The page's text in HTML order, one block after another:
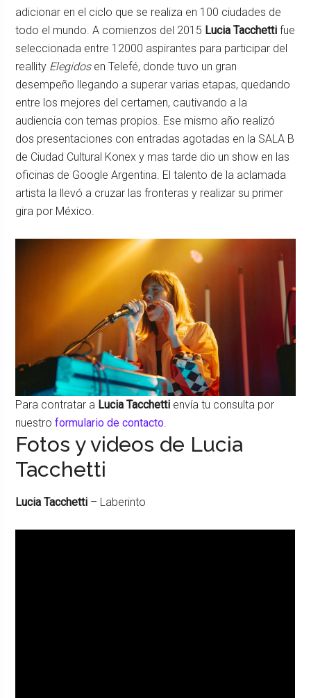
adicionar en el ciclo que se realiza en 100 ciudades de
todo el mundo. A comienzos del 2015 Lucia Tacchetti fue
seleccionada entre 12000 aspirantes para participar del
reallity Elegidosen Telefé, donde tuvo un gran
desempeño llegando a superar varias etapas, quedando
entre los mejores del certamen, cautivando a la
audiencia con temas propios. Ese mismo año realizó
dos presentaciones con entradas agotadas en la SALA B
de Ciudad Cultural Konex y mas tarde dio un show en las
oficinas de Google Argentina. El talento de la aclamada
artista la llevó a cruzar las fronteras y realizar su primer
gira por México.
Para contratar a Lucia Tacchetti envía tu consulta por
nuestroformulario de contacto
Fotos y videos de Lucia
Tacchetti
Lucia Tacchetti – Laberinto